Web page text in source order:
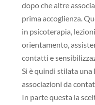
dopo che altre
prima accoglienza.
in psicoterapia,
orientamento,
contatti e
Si è quindi stilata
associazioni da
In parte questa la